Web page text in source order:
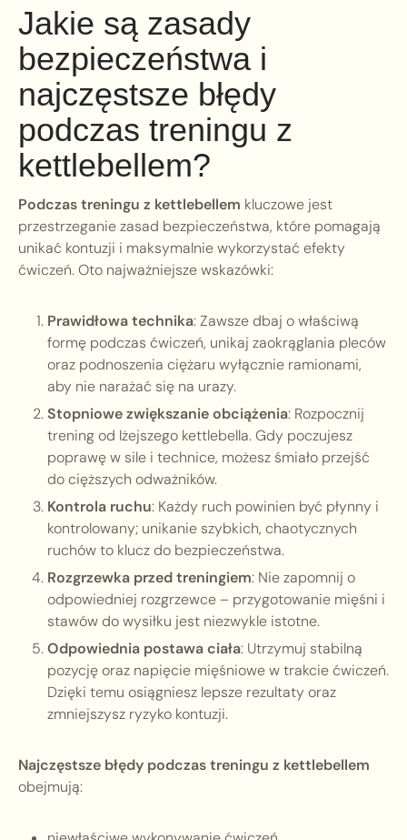
Jakie są zasady
bezpieczeństwa i
najczęstsze błędy
podczas treningu z
kettlebellem?
Podczas treningu z kettlebellem kluczowe jest
przestrzeganie zasad bezpieczeństwa, które pomagają
unikać kontuzji i maksymalnie wykorzystać efekty
ćwiczeń. Oto najważniejsze wskazówki:
Prawidłowa technika: Zawsze dbaj o właściwą
formę podczas ćwiczeń, unikaj zaokrąglania pleców
oraz podnoszenia ciężaru wyłącznie ramionami,
aby nie narażać się na urazy.
Stopniowe zwiększanie obciążenia: Rozpocznij
trening od lżejszego kettlebella. Gdy poczujesz
poprawę w sile i technice, możesz śmiało przejść
do cięższych odważników.
Kontrola ruchu: Każdy ruch powinien być płynny i
kontrolowany; unikanie szybkich, chaotycznych
ruchów to klucz do bezpieczeństwa.
Rozgrzewka przed treningiem: Nie zapomnij o
odpowiedniej rozgrzewce – przygotowanie mięśni i
stawów do wysiłku jest niezwykle istotne.
Odpowiednia postawa ciała: Utrzymuj stabilną
pozycję oraz napięcie mięśniowe w trakcie ćwiczeń.
Dzięki temu osiągniesz lepsze rezultaty oraz
zmniejszysz ryzyko kontuzji.
Najczęstsze błędy podczas treningu z kettlebellem
obejmują: